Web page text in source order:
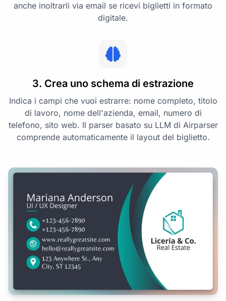
anche inoltrarli via email se ricevi biglietti in formato
digitale.
3. Crea uno schema di estrazione
Indica i campi che vuoi estrarre: nome completo, titolo
di lavoro, nome dell'azienda, email, numero di
telefono, sito web. Il parser basato su LLM di Airparser
comprende automaticamente il layout del biglietto.